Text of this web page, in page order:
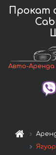
Прокат
Авто-